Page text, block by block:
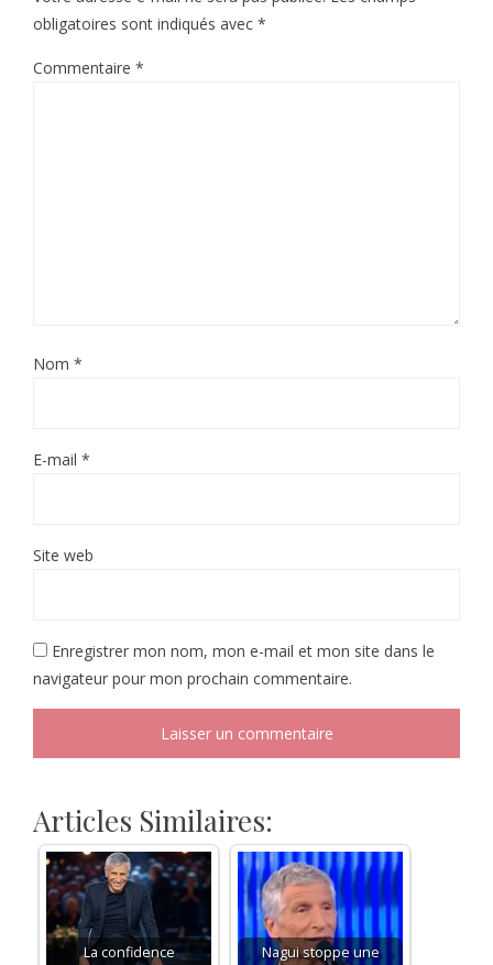
obligatoires sont indiqués avec *
Commentaire *
Nom *
E-mail *
Site web
Enregistrer mon nom, mon e-mail et mon site dans le
navigateur pour mon prochain commentaire.
Articles Similaires:
La confidence
Nagui stoppe une